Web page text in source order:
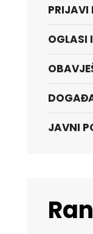
PRIJAVI
OGLASI
JAVNI